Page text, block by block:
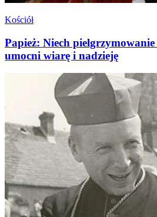
Kościół
Papież: Niech
umocni wiarę i nadzieję